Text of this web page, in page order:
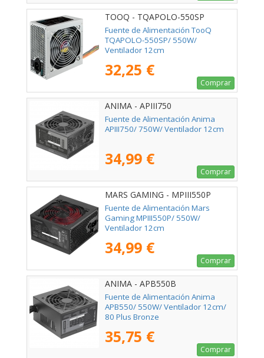
TOOQ - TQAPOLO-550SP
Fuente de Alimentación TooQ
TQAPOLO-550SP/ 550W/
Ventilador 12cm
32,25 €
Comprar
ANIMA - APIII750
Fuente de Alimentación Anima
APIII750/ 750W/ Ventilador 12cm
34,99 €
Comprar
MARS GAMING - MPIII550P
Fuente de Alimentación Mars
Gaming MPIII550P/ 550W/
Ventilador 12cm
34,99 €
Comprar
ANIMA - APB550B
Fuente de Alimentación Anima
APB550/ 550W/ Ventilador 12cm/
80 Plus Bronze
35,75 €
Comprar